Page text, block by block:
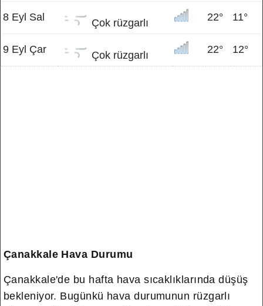
8 Eyl Sal Çok rüzgarlı 22° 11°
9 Eyl Çar Çok rüzgarlı 22° 12°
Çanakkale Hava Durumu
Çanakkale'de bu hafta hava sıcaklıklarında düşüş
bekleniyor. Bugünkü hava durumunun rüzgarlı